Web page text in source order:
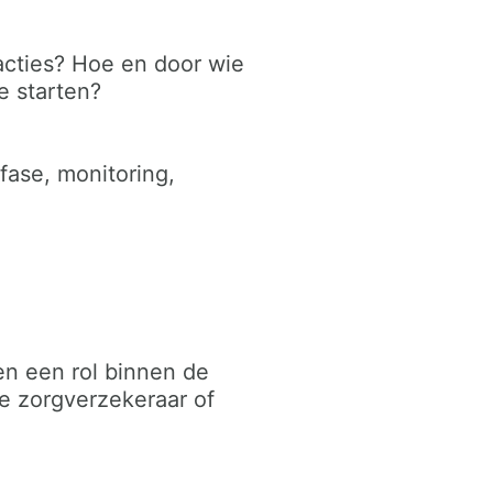
Hoe en door wie
starten?
monitoring,
een rol binnen de
zorgverzekeraar of